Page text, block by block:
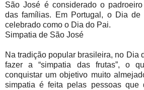
São José é considerado o
das famílias. Em Portugal, o Dia
celebrado como o Dia do Pai.
Simpatia de São José
Na tradição popular brasileira, no Dia
fazer a “simpatia das frutas”, o
conquistar um objetivo muito
simpatia é feita pelas pessoas que